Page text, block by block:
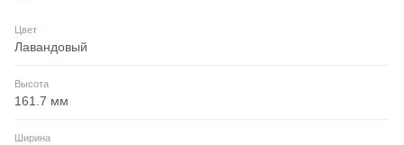
Цвет
Лавандовый
Высота
161.7 мм
Ширина